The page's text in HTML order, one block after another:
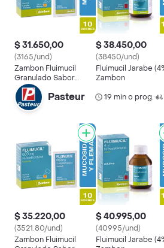
$ 31.650,00
(3165/und)
Zambon Fluimucil
Granulado Sabor
Naranja 600 mg
$ 38.450,00
(38450/und)
Fluimucil Jarabe
Zambon
Pasteur 19 min o prog.•
$ 35.220,00
(3521.80/und)
Zambon Fluimucil
$ 40.995,00
(40995/und)
Fluimucil Jarabe